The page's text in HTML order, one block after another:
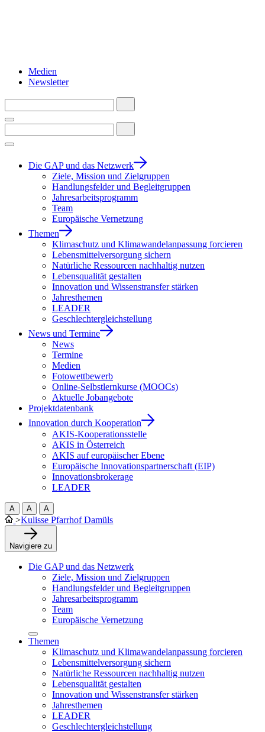
Medien
Newsletter
Die GAP und das Netzwerk
Ziele, Mission und Zielgruppen
Handlungsfelder und Begleitgruppen
Jahresarbeitsprogramm
Team
Europäische Vernetzung
Themen
Klimaschutz und Klimawandelanpassung forcieren
Lebensmittelversorgung sichern
Natürliche Ressourcen nachhaltig nutzen
Lebensqualität gestalten
Innovation und Wissenstransfer stärken
Jahresthemen
LEADER
Geschlechtergleichstellung
News und Termine
News
Termine
Medien
Fotowettbewerb
Online-Selbstlernkurse (MOOCs)
Aktuelle Jobangebote
Projektdatenbank
Innovation durch Kooperation
AKIS-Kooperationsstelle
AKIS in Österreich
AKIS auf europäischer Ebene
Europäische Innovationspartnerschaft (EIP)
Innovationsbrokerage
LEADER
A A A
>Kulisse Pfarrhof Damüls
Navigiere zu
Die GAP und das Netzwerk
Ziele, Mission und Zielgruppen
Handlungsfelder und Begleitgruppen
Jahresarbeitsprogramm
Team
Europäische Vernetzung
Themen
Klimaschutz und Klimawandelanpassung forcieren
Lebensmittelversorgung sichern
Natürliche Ressourcen nachhaltig nutzen
Lebensqualität gestalten
Innovation und Wissenstransfer stärken
Jahresthemen
LEADER
Geschlechtergleichstellung